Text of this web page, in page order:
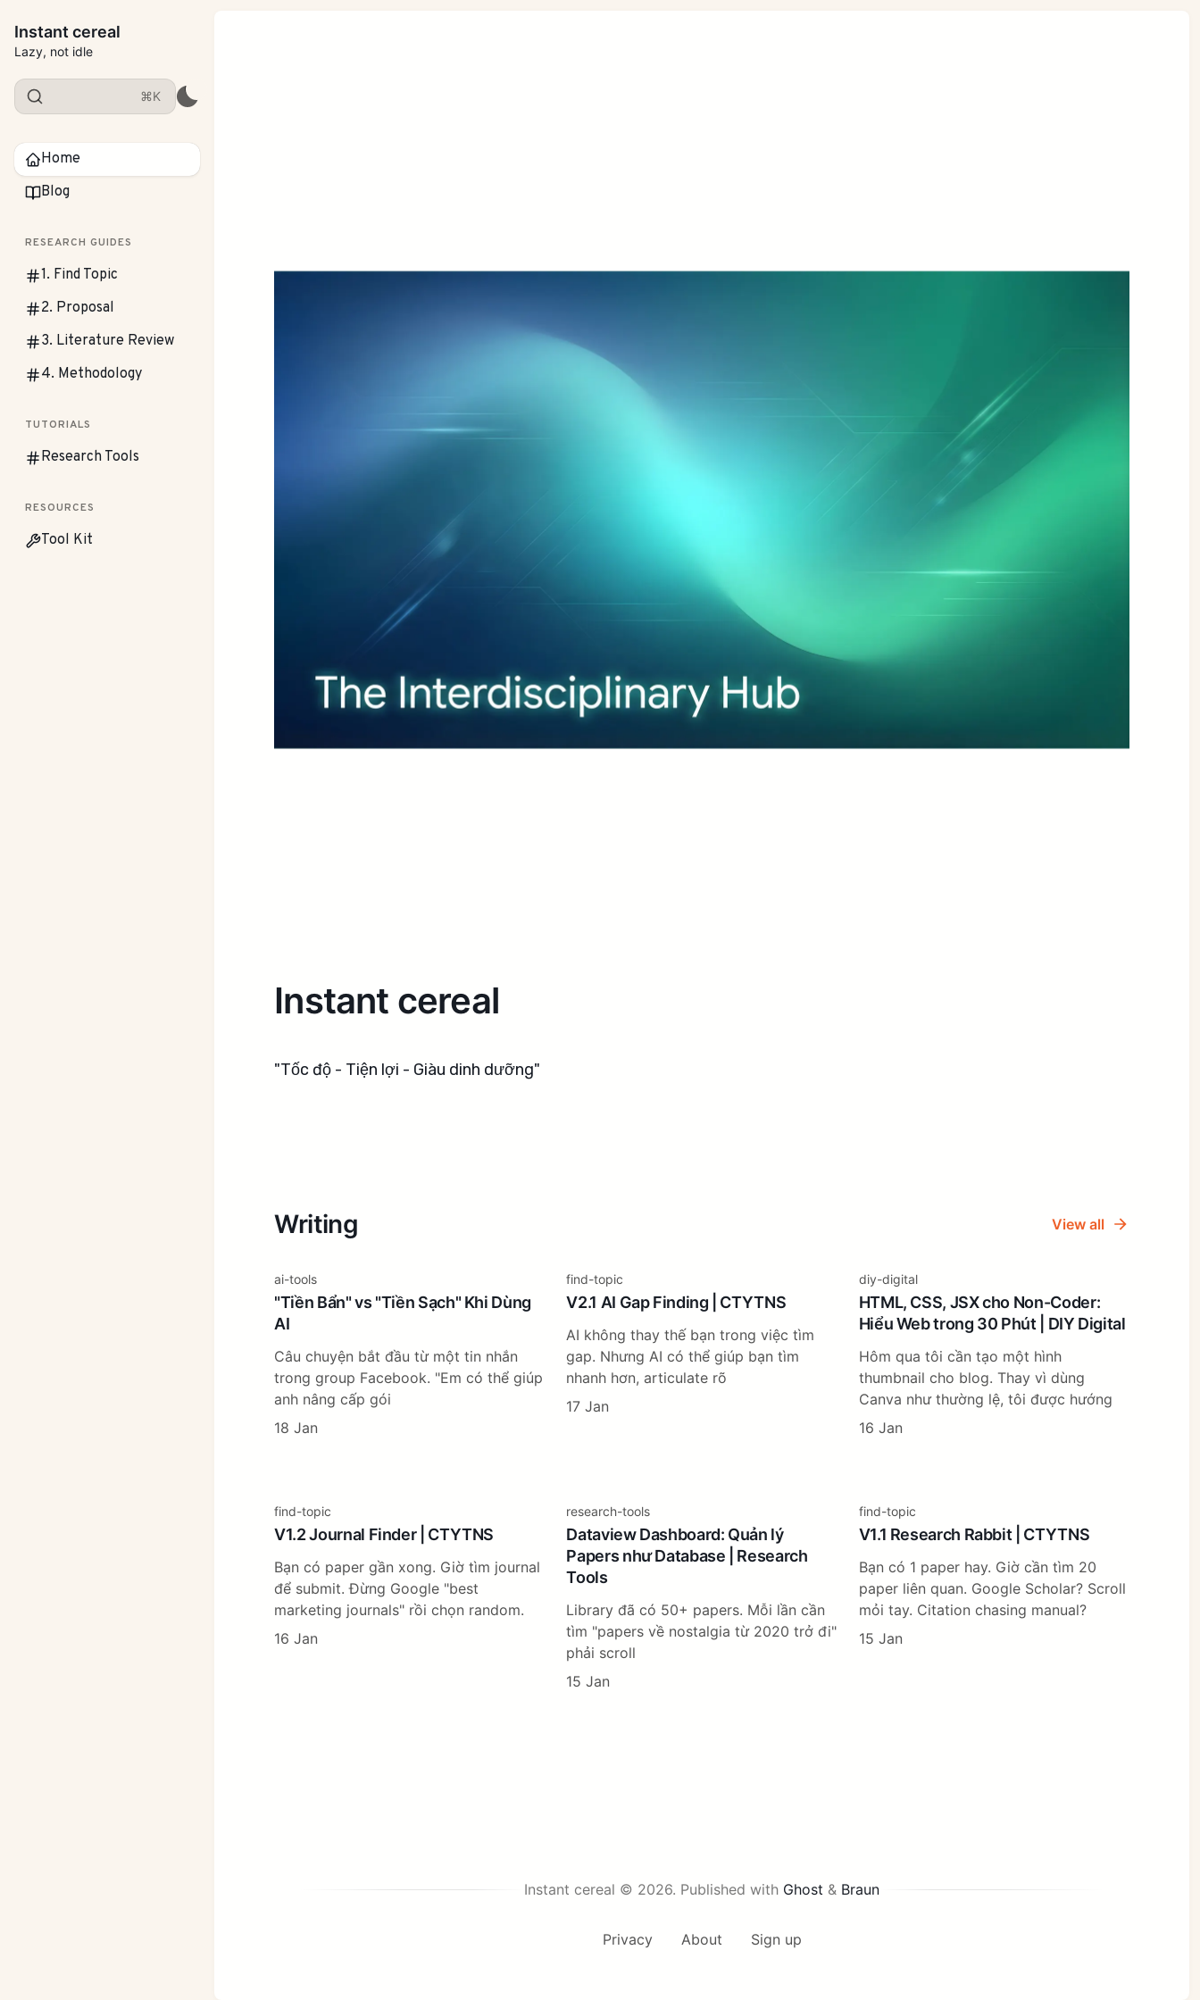
Instant cereal
Lazy, not idle
⌘K
Home
Blog
RESEARCH GUIDES
1. Find Topic
2. Proposal
3. Literature Review
4. Methodology
TUTORIALS
Research Tools
RESOURCES
Tool Kit
Instant cereal
"Tốc độ - Tiện lợi - Giàu dinh dưỡng"
Writing View all
ai-tools
"Tiền Bẩn" vs "Tiền Sạch" Khi Dùng
AI
Câu chuyện bắt đầu từ một tin nhắn
trong group Facebook. "Em có thể giúp
anh nâng cấp gói
18 Jan
find-topic
V2.1 AI Gap Finding | CTYTNS
AI không thay thế bạn trong việc tìm
gap. Nhưng AI có thể giúp bạn tìm
nhanh hơn, articulate rõ
17 Jan
diy-digital
HTML, CSS, JSX cho Non-Coder:
Hiểu Web trong 30 Phút | DIY Digital
Hôm qua tôi cần tạo một hình
thumbnail cho blog. Thay vì dùng
Canva như thường lệ, tôi được hướng
16 Jan
find-topic
V1.2 Journal Finder | CTYTNS
Bạn có paper gần xong. Giờ tìm journal
để submit. Đừng Google "best
marketing journals" rồi chọn random.
16 Jan
research-tools
Dataview Dashboard: Quản lý
Papers như Database | Research
Tools
Library đã có 50+ papers. Mỗi lần cần
tìm "papers về nostalgia từ 2020 trở đi"
phải scroll
15 Jan
find-topic
V1.1 Research Rabbit | CTYTNS
Bạn có 1 paper hay. Giờ cần tìm 20
paper liên quan. Google Scholar? Scroll
mỏi tay. Citation chasing manual?
15 Jan
Instant cereal © 2026. Published with Ghost & Braun
Privacy About Sign up